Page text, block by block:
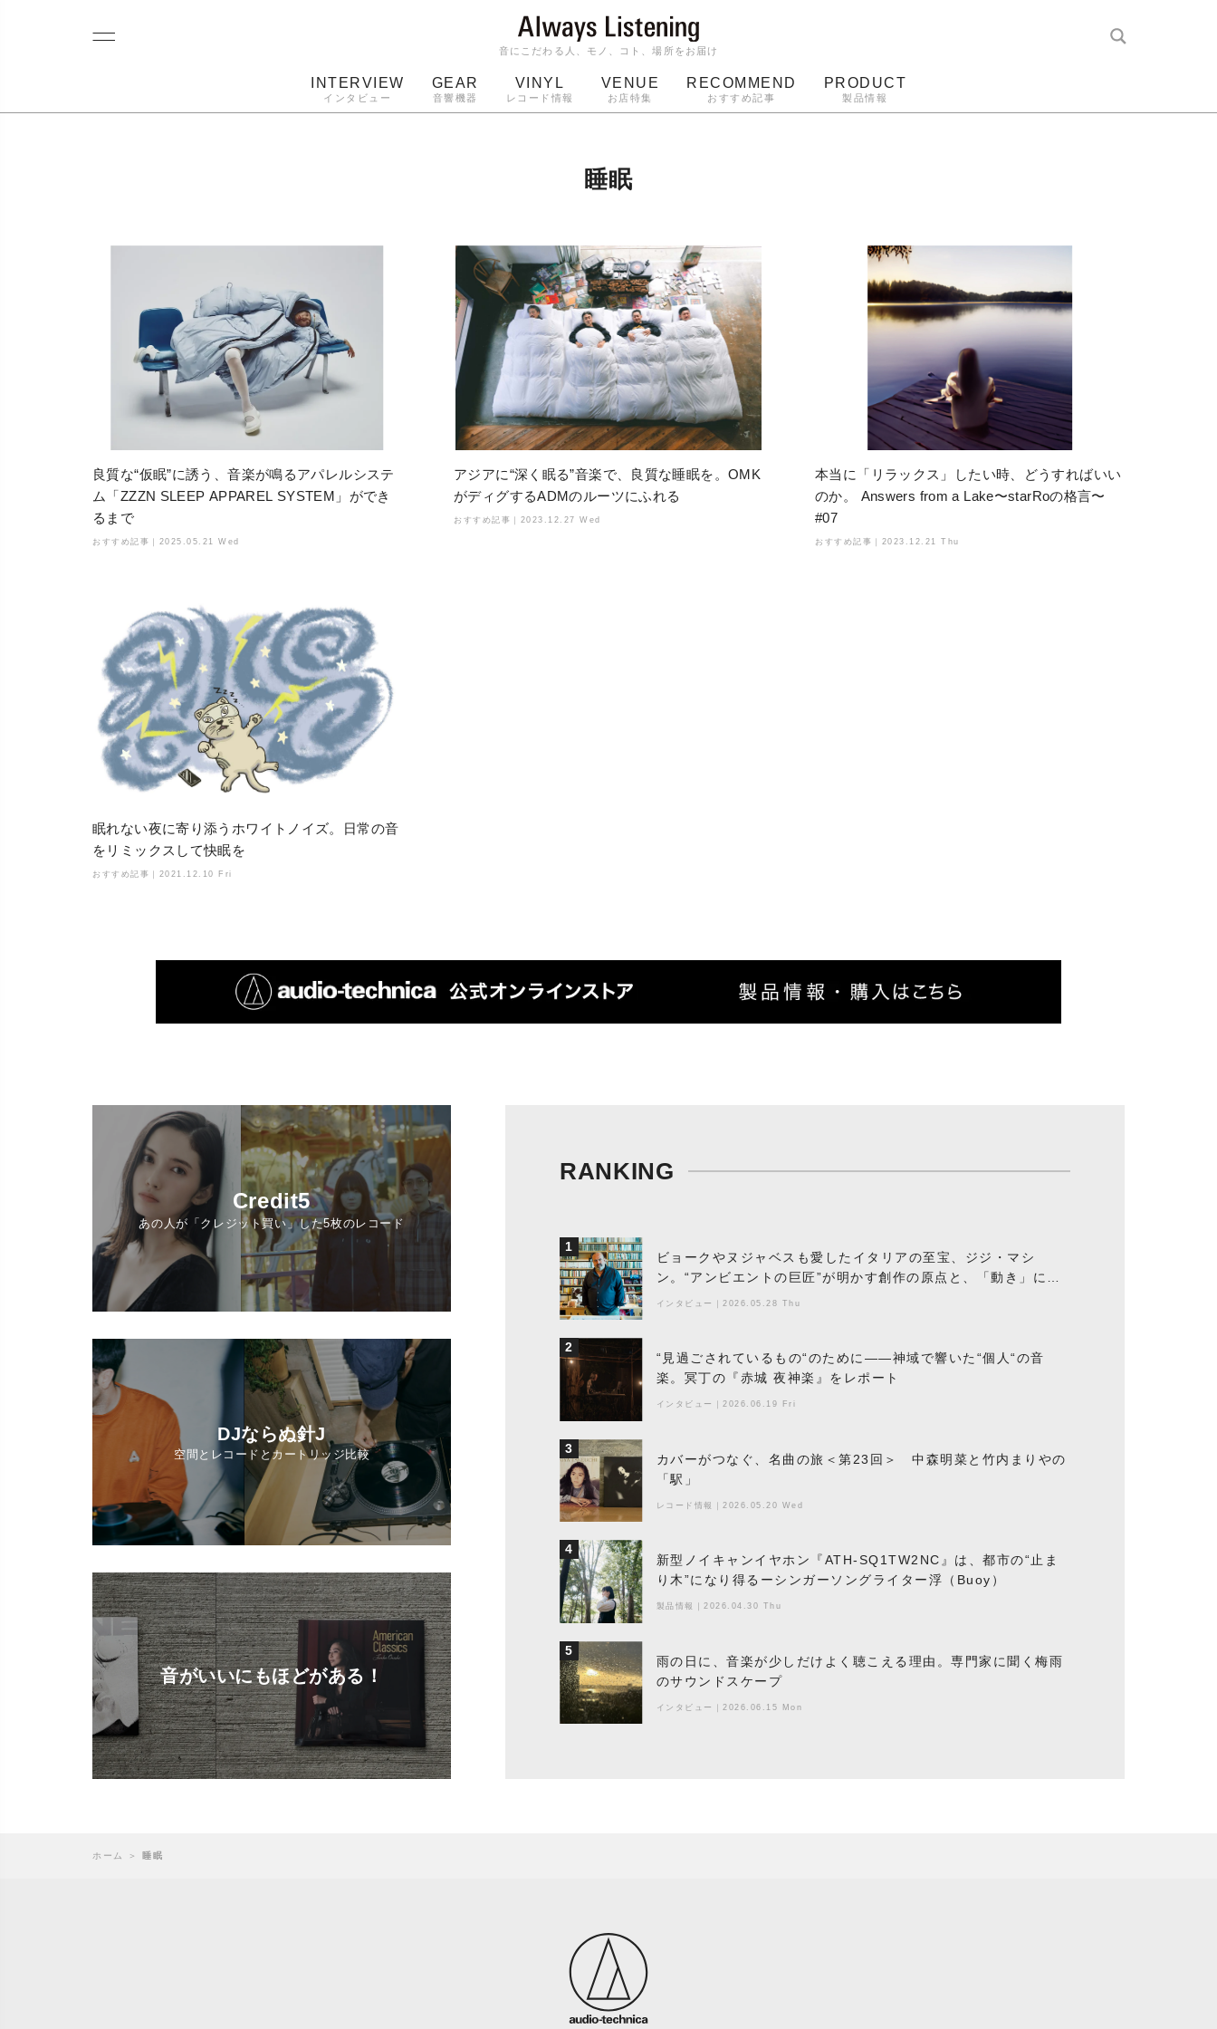
音にこだわる人、モノ、コト、場所をお届け
INTERVIEW
インタビュー
GEAR
音響機器
VINYL
レコード情報
VENUE
お店特集
RECOMMEND
おすすめ記事
PRODUCT
製品情報
睡眠
良質な“仮眠”に誘う、音楽が鳴るアパレルシステ
ム「ZZZN SLEEP APPAREL SYSTEM」ができ
るまで
おすすめ記事｜ 2025.05.21 Wed
アジアに“深く眠る”音楽で、良質な睡眠を。OMK
がディグするADMのルーツにふれる
おすすめ記事｜ 2023.12.27 Wed
本当に「リラックス」したい時、どうすればいい
のか。 Answers from a Lake〜starRoの格言〜
#07
おすすめ記事｜ 2023.12.21 Thu
眠れない夜に寄り添うホワイトノイズ。日常の音
をリミックスして快眠を
おすすめ記事｜ 2021.12.10 Fri
Credit5
あの人が「クレジット買い」した5枚のレコード
DJならぬ針J
空間とレコードとカートリッジ比較
音がいいにもほどがある！
RANKING
1
ビョークやヌジャベスも愛したイタリアの至宝、ジジ・マシ
ン。“アンビエントの巨匠”が明かす創作の原点と、「動き」に満
ちた最新作の背景
インタビュー 2026.05.28 Thu
2
“見過ごされているもの“のために――神域で響いた“個人“の音
楽。冥丁の『赤城 夜神楽』をレポート
インタビュー 2026.06.19 Fri
3
カバーがつなぐ、名曲の旅＜第23回＞ 中森明菜と竹内まりやの
「駅」
レコード情報 2026.05.20 Wed
4
新型ノイキャンイヤホン『ATH-SQ1TW2NC』は、都市の“止ま
り木”になり得るーシンガーソングライター浮（Buoy）
製品情報 2026.04.30 Thu
5
雨の日に、音楽が少しだけよく聴こえる理由。専門家に聞く梅雨
のサウンドスケープ
インタビュー 2026.06.15 Mon
ホーム ＞ 睡眠